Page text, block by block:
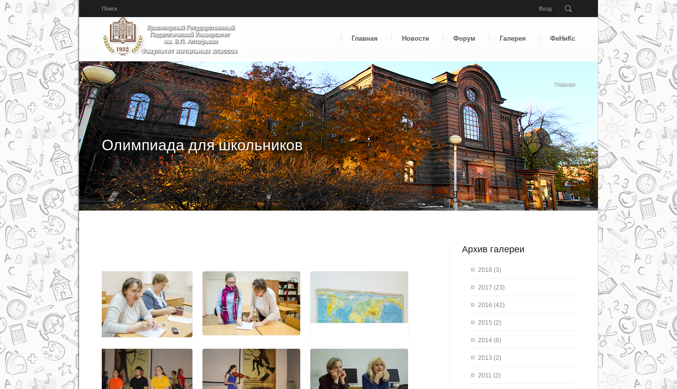
Перейти к основному содержанию
Поиск Вход
Главная Новости Форум Галерея ФеНиКс
Олимпиада для школьников
Вы здесь
Главная
Архив галереи
2018 (3)
2017 (23)
2016 (42)
2015 (2)
2014 (6)
2013 (2)
2011 (2)